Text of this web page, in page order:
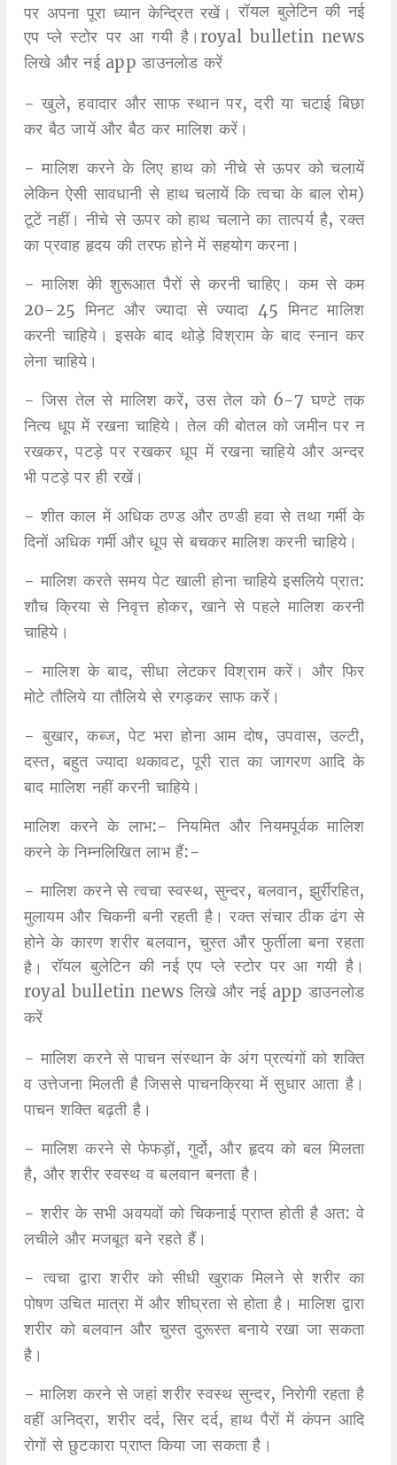
पर अपना पूरा ध्यान केन्द्रित रखें।रॉयल बुलेटिन की नई
एप प्ले स्टोर पर आ गयी है।royal bulletin news
लिखे और नई app डाउनलोड करें
- खुले, हवादार और साफ स्थान पर, दरी या चटाई बिछा
कर बैठ जायें और बैठ कर मालिश करें।
- मालिश करने के लिए हाथ को नीचे से ऊपर को चलायें
लेकिन ऐसी सावधानी से हाथ चलायें कि त्वचा के बाल रोम)
टूटें नहीं। नीचे से ऊपर को हाथ चलाने का तात्पर्य है, रक्त
का प्रवाह हृदय की तरफ होने में सहयोग करना।
- मालिश केी शुरूआत पैरों से करनी चाहिए। कम से कम
20-25 मिनट और ज्यादा से ज्यादा 45 मिनट मालिश
करनी चाहिये। इसके बाद थोड़े विश्राम के बाद स्नान कर
लेना चाहिये।
- जिस तेल से मालिश करें, उस तेल को 6-7 घण्टे तक
नित्य धूप में रखना चाहिये। तेल की बोतल को जमीन पर न
रखकर, पटड़े पर रखकर धूप में रखना चाहिये और अन्दर
भी पटड़े पर ही रखें।
- शीत काल में अधिक ठण्ड और ठण्डी हवा से तथा गर्मी के
दिनों अधिक गर्मी और धूप से बचकर मालिश करनी चाहिये।
- मालिश करते समय पेट खाली होना चाहिये इसलिये प्रात:
शौच क्रिया से निवृत्त होकर, खाने से पहले मालिश करनी
चाहिये।
- मालिश के बाद, सीधा लेटकर विश्राम करें। और फिर
मोटे तौलिये या तौलिये से रगड़कर साफ करें।
- बुखार, कब्ज, पेट भरा होना आम दोष, उपवास, उल्टी,
दस्त, बहुत ज्यादा थकावट, पूरी रात का जागरण आदि के
बाद मालिश नहीं करनी चाहिये।
मालिश करने के लाभ:- नियमित और नियमपूर्वक मालिश
करने के निम्नलिखित लाभ हैं:-
- मालिश करने से त्वचा स्वस्थ, सुन्दर, बलवान, झुर्रीरहित,
मुलायम और चिकनी बनी रहती है। रक्त संचार ठीक ढंग से
होने के कारण शरीर बलवान, चुस्त और फुर्तीला बना रहता
है।रॉयल बुलेटिन की नई एप प्ले स्टोर पर आ गयी है।
royal bulletin news लिखे और नई app डाउनलोड
करें
- मालिश करने से पाचन संस्थान के अंग प्रत्यंगों को शक्ति
व उत्तेजना मिलती है जिससे पाचनक्रिया में सुधार आता है।
पाचन शक्ति बढ़ती है।
- मालिश करने से फेफड़ों, गुर्दो, और हृदय को बल मिलता
है, और शरीर स्वस्थ व बलवान बनता है।
- शरीर के सभी अवयवों को चिकनाई प्राप्त होती है अत: वे
लचीले और मजबूत बने रहते हैं।
- त्वचा द्वारा शरीर को सीधी खुराक मिलने से शरीर का
पोषण उचित मात्रा में और शीघ्रता से होता है। मालिश द्वारा
शरीर को बलवान और चुस्त दुरूस्त बनाये रखा जा सकता
है।
- मालिश करने से जहां शरीर स्वस्थ सुन्दर, निरोगी रहता है
वहीं अनिद्रा, शरीर दर्द, सिर दर्द, हाथ पैरों में कंपन आदि
रोगों से छुटकारा प्राप्त किया जा सकता है।